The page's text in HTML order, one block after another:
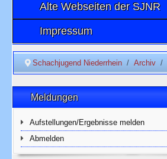
Alte Webseiten der SJNR
Impressum
Schachjugend Niederrhein Archiv
Meldungen
Aufstellungen/Ergebnisse melden
Abmelden